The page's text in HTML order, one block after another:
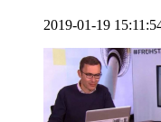
2019-01-19